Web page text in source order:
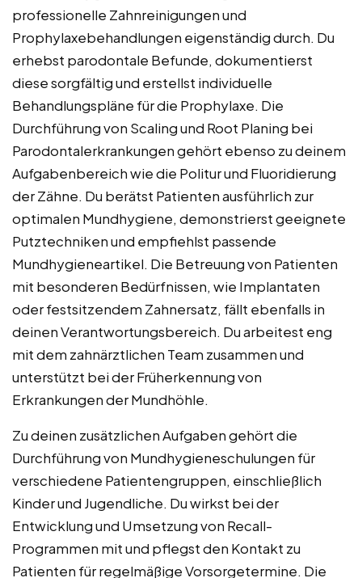
professionelle Zahnreinigungen und
Prophylaxebehandlungen eigenständig durch. Du
erhebst parodontale Befunde, dokumentierst
diese sorgfältig und erstellst individuelle
Behandlungspläne für die Prophylaxe. Die
Durchführung von Scaling und Root Planing bei
Parodontalerkrankungen gehört ebenso zu deinem
Aufgabenbereich wie die Politur und Fluoridierung
der Zähne. Du berätst Patienten ausführlich zur
optimalen Mundhygiene, demonstrierst geeignete
Putztechniken und empfiehlst passende
Mundhygieneartikel. Die Betreuung von Patienten
mit besonderen Bedürfnissen, wie Implantaten
oder festsitzendem Zahnersatz, fällt ebenfalls in
deinen Verantwortungsbereich. Du arbeitest eng
mit dem zahnärztlichen Team zusammen und
unterstützt bei der Früherkennung von
Erkrankungen der Mundhöhle.
Zu deinen zusätzlichen Aufgaben gehört die
Durchführung von Mundhygieneschulungen für
verschiedene Patientengruppen, einschließlich
Kinder und Jugendliche. Du wirkst bei der
Entwicklung und Umsetzung von Recall-
Programmen mit und pflegst den Kontakt zu
Patienten für regelmäßige Vorsorgetermine. Die